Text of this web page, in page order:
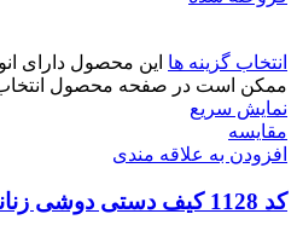
انتخاب گزینه ها این محصول دارای
ممکن است در صفحه محصول
نمایش سریع
مقايسه
افزودن به علاقه مندی
کد 1128 کیف دستی دوشی زنانه هرمس hermes